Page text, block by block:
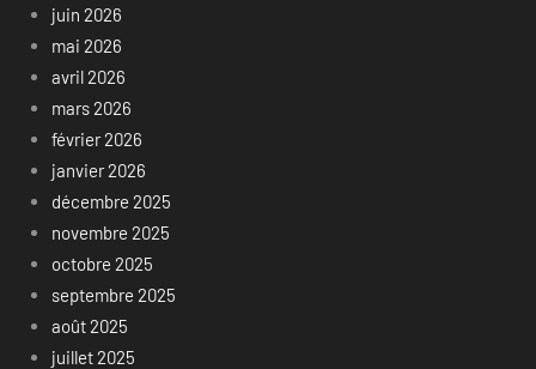
juin 2026
mai 2026
avril 2026
mars 2026
février 2026
janvier 2026
décembre 2025
novembre 2025
octobre 2025
septembre 2025
août 2025
juillet 2025